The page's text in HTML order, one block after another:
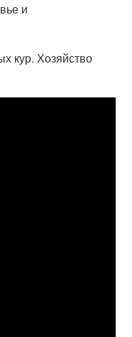
и
кур. Хозяйство